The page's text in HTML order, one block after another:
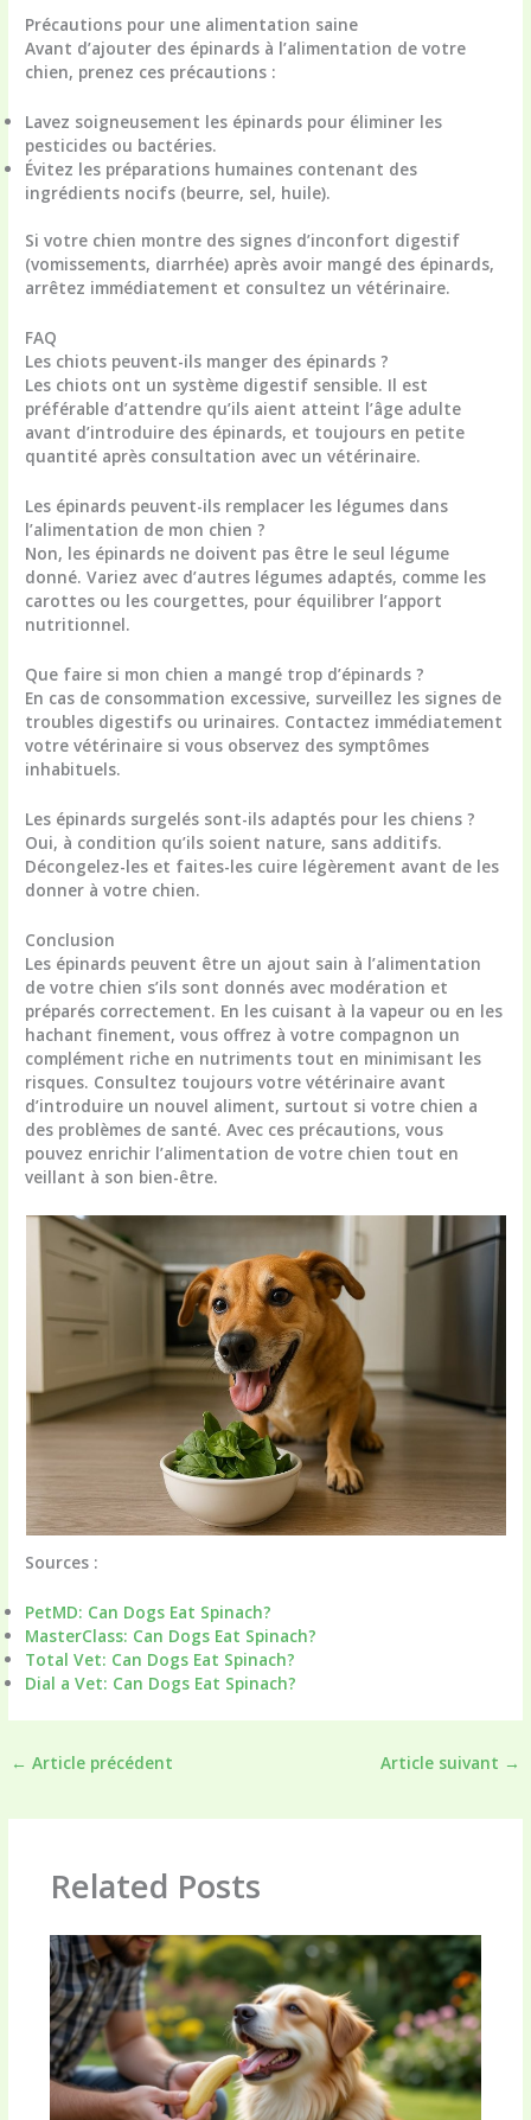
Précautions pour une alimentation saine
Avant d’ajouter des épinards à l’alimentation de votre
chien, prenez ces précautions :
Lavez soigneusement les épinards pour éliminer les
pesticides ou bactéries.
Évitez les préparations humaines contenant des
ingrédients nocifs (beurre, sel, huile).
Si votre chien montre des signes d’inconfort digestif
(vomissements, diarrhée) après avoir mangé des épinards,
arrêtez immédiatement et consultez un vétérinaire.
FAQ
Les chiots peuvent-ils manger des épinards ?
Les chiots ont un système digestif sensible. Il est
préférable d’attendre qu’ils aient atteint l’âge adulte
avant d’introduire des épinards, et toujours en petite
quantité après consultation avec un vétérinaire.
Les épinards peuvent-ils remplacer les légumes dans
l’alimentation de mon chien ?
Non, les épinards ne doivent pas être le seul légume
donné. Variez avec d’autres légumes adaptés, comme les
carottes ou les courgettes, pour équilibrer l’apport
nutritionnel.
Que faire si mon chien a mangé trop d’épinards ?
En cas de consommation excessive, surveillez les signes de
troubles digestifs ou urinaires. Contactez immédiatement
votre vétérinaire si vous observez des symptômes
inhabituels.
Les épinards surgelés sont-ils adaptés pour les chiens ?
Oui, à condition qu’ils soient nature, sans additifs.
Décongelez-les et faites-les cuire légèrement avant de les
donner à votre chien.
Conclusion
Les épinards peuvent être un ajout sain à l’alimentation
de votre chien s’ils sont donnés avec modération et
préparés correctement. En les cuisant à la vapeur ou en les
hachant finement, vous offrez à votre compagnon un
complément riche en nutriments tout en minimisant les
risques. Consultez toujours votre vétérinaire avant
d’introduire un nouvel aliment, surtout si votre chien a
des problèmes de santé. Avec ces précautions, vous
pouvez enrichir l’alimentation de votre chien tout en
veillant à son bien-être.
Sources :
PetMD: Can Dogs Eat Spinach?
MasterClass: Can Dogs Eat Spinach?
Total Vet: Can Dogs Eat Spinach?
Dial a Vet: Can Dogs Eat Spinach?
← Article précédent Article suivant →
Related Posts